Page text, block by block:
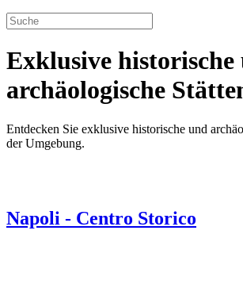
Exklusive historische
archäologische
Entdecken Sie exklusive historische und
der Umgebung.
Napoli - Centro Storico